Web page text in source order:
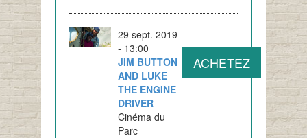
29 sept. 2019
- 13:00
JIM BUTTON
AND LUKE
THE ENGINE
DRIVER
Cinéma du
Parc
ACHETEZ